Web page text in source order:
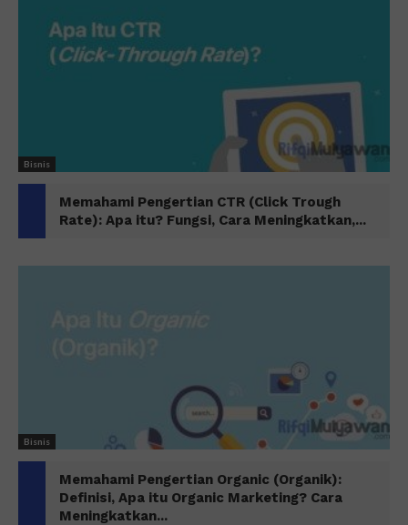
Bisnis
Memahami Pengertian CTR (Click Trough
Rate): Apa itu? Fungsi, Cara Meningkatkan,...
Bisnis
Memahami Pengertian Organic (Organik):
Definisi, Apa itu Organic Marketing? Cara
Meningkatkan...